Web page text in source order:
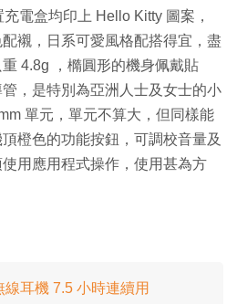
電盒均印上 Hello Kitty 圖案，
襯，日系可愛風格配搭得宜，盡
4.8g ，橢圓形的機身佩戴貼
，是特別為亞洲人士及女士的小
單元，單元不算大，但同樣能
橙色的功能按鈕，可調校音量及
用應用程式操作，使用甚為方
耳機 7.5 小時連續用